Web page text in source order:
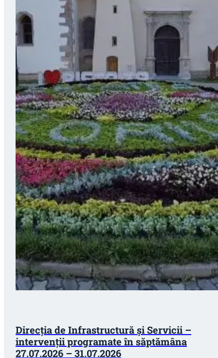
Direcția de Infrastructură și Servicii –
intervenții programate în săptămâna
27.07.2026 – 31.07.2026